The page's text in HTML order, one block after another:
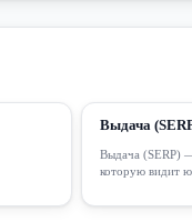
Выдача
Выдача (SERP) —
которую видит